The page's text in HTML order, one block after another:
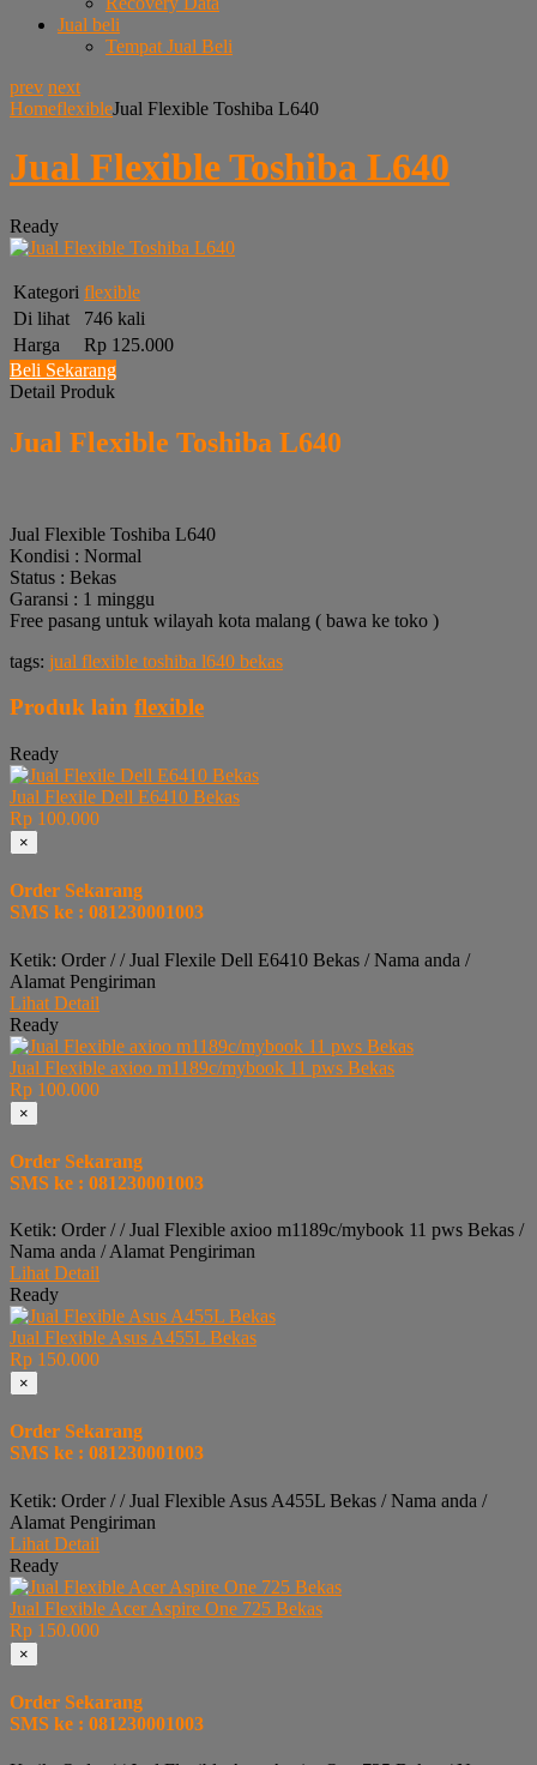
Jual beli
Tempat Jual Beli
prev next
HomeflexibleJual Flexible Toshiba L640
Jual Flexible Toshiba L640
Ready
Kategori flexible
Di lihat
746 kali
Harga
Rp 125.000
Beli Sekarang
Detail Produk
Jual Flexible Toshiba L640
Jual Flexible Toshiba L640
Kondisi : Normal
Status : Bekas
Garansi : 1 minggu
Free pasang untuk wilayah kota malang ( bawa ke toko )
tags: jual flexible toshiba l640 bekas
Produk lain flexible
Ready
Jual Flexile Dell E6410 Bekas
Rp 100.000
×
Order Sekarang
SMS ke : 081230001003
Ketik: Order / / Jual Flexile Dell E6410 Bekas / Nama anda /
Alamat Pengiriman
Lihat Detail
Ready
Jual Flexible axioo m1189c/mybook 11 pws Bekas
Rp 100.000
×
Order Sekarang
SMS ke : 081230001003
Ketik: Order / / Jual Flexible axioo m1189c/mybook 11 pws Bekas /
Nama anda / Alamat Pengiriman
Lihat Detail
Ready
Jual Flexible Asus A455L Bekas
Rp 150.000
×
Order Sekarang
SMS ke : 081230001003
Ketik: Order / / Jual Flexible Asus A455L Bekas / Nama anda /
Alamat Pengiriman
Lihat Detail
Ready
Jual Flexible Acer Aspire One 725 Bekas
Rp 150.000
×
Order Sekarang
SMS ke : 081230001003